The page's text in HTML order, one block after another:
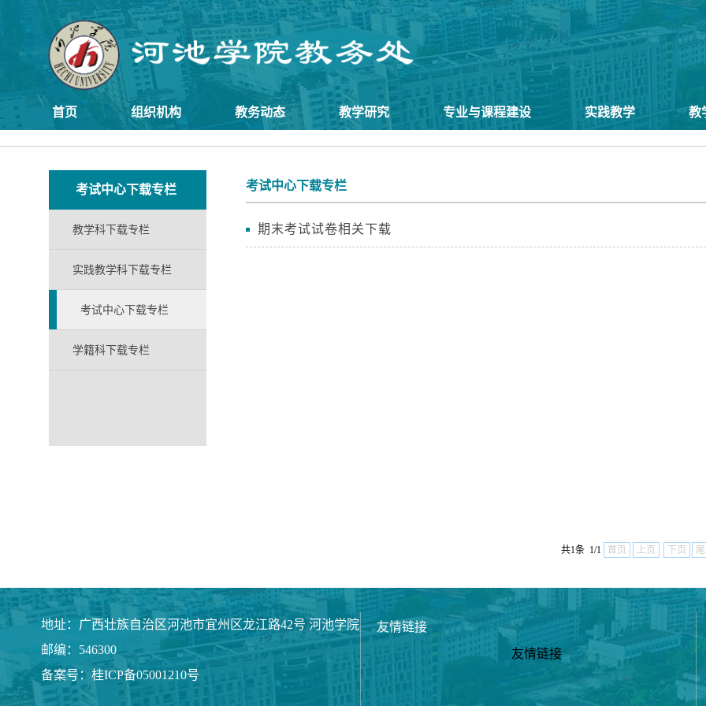
首页 组织机构 教务动态 教学研究 专业与课程建设 实践教学 教
考试中心下载专栏
教学科下载专栏
实践教学科下载专栏
考试中心下载专栏
学籍科下载专栏
考试中心下载专栏
期末考试试卷相关下载
共1条 1/1 首页 上页 下页
地址：广西壮族自治区河池市宜州区龙江路42号 河池学院
邮编：546300
备案号：桂ICP备05001210号
友情链接
友情链接